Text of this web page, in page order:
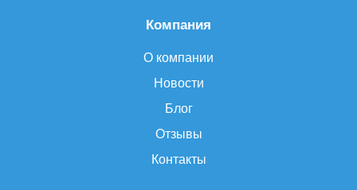
Компания
О компании
Новости
Блог
Отзывы
Контакты